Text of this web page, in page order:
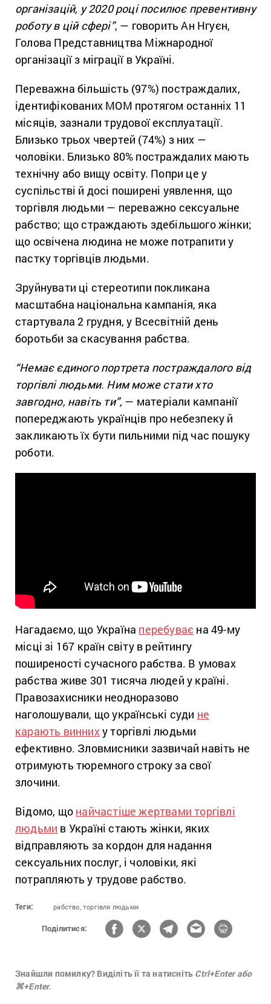
організацій, у 2020 році посилює превентивну
роботу в цій сфері”, — говорить Ан Нгуєн,
Голова Представництва Міжнародної
організації з міграції в Україні.
Переважна більшість (97%) постраждалих,
ідентифікованих МОМ протягом останніх 11
місяців, зазнали трудової експлуатації.
Близько трьох чвертей (74%) з них —
чоловіки. Близько 80% постраждалих мають
технічну або вищу освіту. Попри це у
суспільстві й досі поширені уявлення, що
торгівля людьми — переважно сексуальне
рабство; що страждають здебільшого жінки;
що освічена людина не може потрапити у
пастку торгівців людьми.
Зруйнувати ці стереотипи покликана
масштабна національна кампанія, яка
стартувала 2 грудня, у Всесвітній день
боротьби за скасування рабства.
“Немає єдиного портрета постраждалого від
торгівлі людьми. Ним може стати хто
завгодно, навіть ти”, — матеріали кампанії
попереджають українців про небезпеку й
закликають їх бути пильними під час пошуку
роботи.
Нагадаємо, що Україна перебуває на 49-му
місці зі 167 країн світу в рейтингу
поширеності сучасного рабства. В умовах
рабства живе 301 тисяча людей у країні.
Правозахисники неодноразово
наголошували, що українські суди не
карають винниху торгівлі людьми
ефективно. Зловмисники зазвичай навіть не
отримують тюремного строку за свої
злочини.
Відомо, що найчастіше жертвами торгівлі
людьми в Україні стають жінки, яких
відправляють за кордон для надання
сексуальних послуг, і чоловіки, які
потрапляють у трудове рабство.
Теги: рабство, торгівля людьми
Поділитися:
Знайшли помилку? Виділіть її та натисніть Ctrl+Enter або
⌘+Enter.